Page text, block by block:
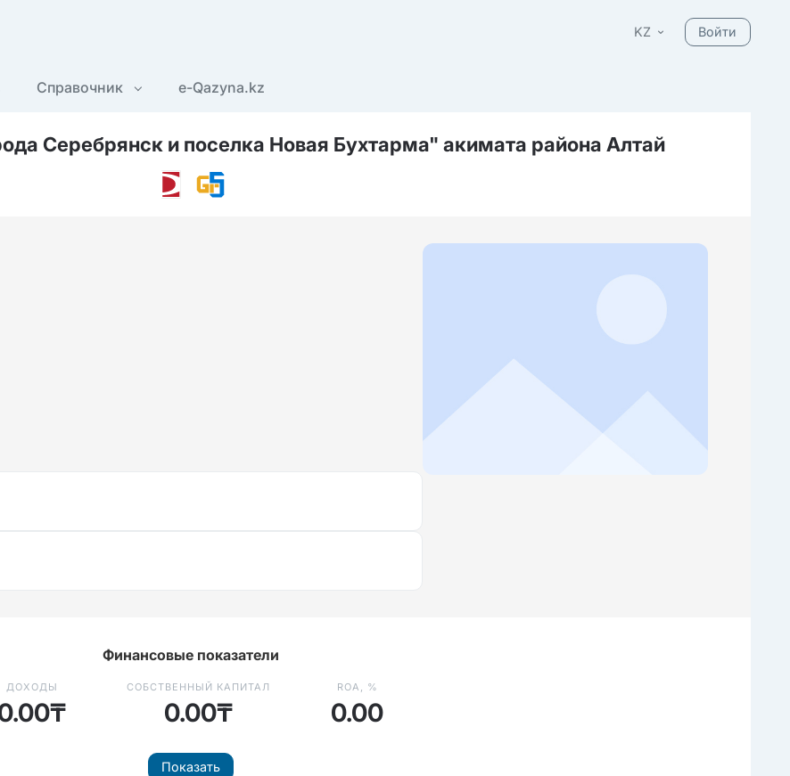
KZ Войти
Справочник e-Qazyna.kz
Серебрянск и поселка Новая Бухтарма" акимата района Алтай
Финансовые показатели
ДОХОДЫ СОБСТВЕННЫЙ КАПИТАЛ
0.00₸
ROA, %
0.00
Показать